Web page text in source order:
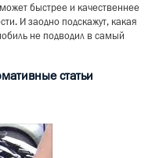
быстрее и качественнее
И заодно подскажут, какая
не подводил в самый
статьи